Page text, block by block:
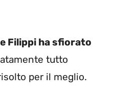
Filippi ha sfiorato
tutto
per il meglio.